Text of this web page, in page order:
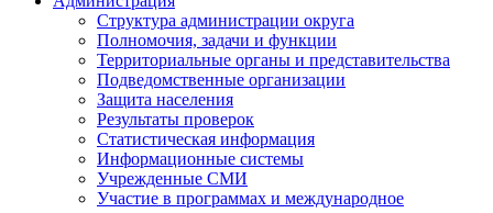
Структура администрации округа
Полномочия, задачи и функции
Территориальные органы и представительства
Подведомственные организации
Защита населения
Результаты проверок
Статистическая информация
Информационные системы
Учрежденные СМИ
Участие в программах и международное